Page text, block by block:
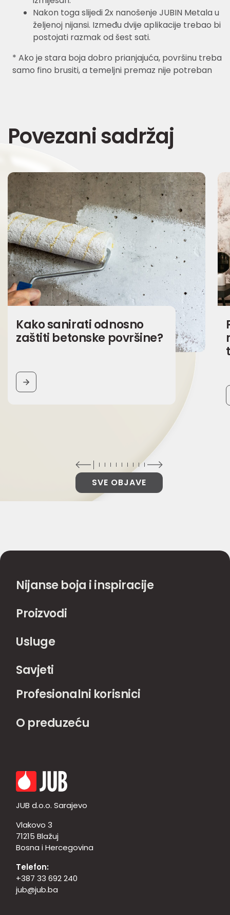
Nakon toga slijedi 2x nanošenje JUBIN Metala u
željenoj nijansi. Između dvije aplikacije trebao bi
postojati razmak od šest sati.
* Ako je stara boja dobro prianjajuća, površinu treba
samo fino brusiti, a temeljni premaz nije potreban
Povezani sadržaj
Kako sanirati odnosno
zaštiti betonske površine?
BUTTON
SVE OBJAVE
Nijanse boja i inspiracije
Proizvodi
Usluge
Savjeti
Profesionalni korisnici
O preduzeću
JUB d.o.o. Sarajevo
Vlakovo 3
71215 Blažuj
Bosna i Hercegovina
Telefon:
+387 33 692 240
jub@jub.ba